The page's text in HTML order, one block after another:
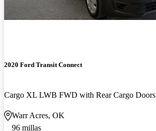
2020 Ford Transit Connect
Cargo XL LWB FWD with Rear Cargo Doors
Warr Acres, OK
96 millas